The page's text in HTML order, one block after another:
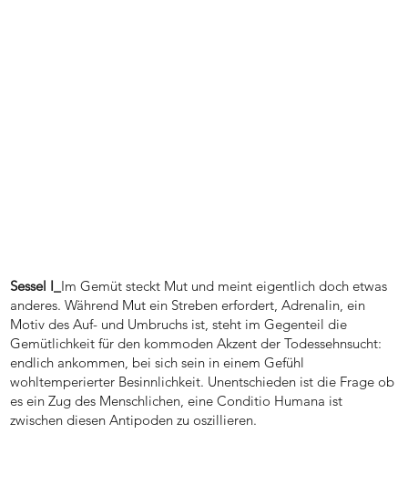
Sessel I_ Im Gemüt steckt Mut und meint eigentlich doch etwas
anderes. Während Mut ein Streben erfordert, Adrenalin, ein
Motiv des Auf- und Umbruchs ist, steht im Gegenteil die
Gemütlichkeit für den kommoden Akzent der Todessehnsucht:
endlich ankommen, bei sich sein in einem Gefühl
wohltemperierter Besinnlichkeit. Unentschieden ist die Frage ob
es ein Zug des Menschlichen, eine Conditio Humana ist
zwischen diesen Antipoden zu oszillieren.